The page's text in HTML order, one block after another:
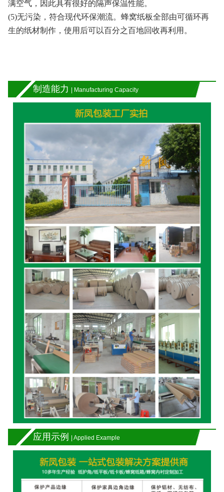
满空气，因此具有很好的隔声保温性能。
(5)无污染，符合现代环保潮流。蜂窝纸板全部由可循环再
生的纸材制作，使用后可以百分之百地回收再利用。
制造能力 | Manufacturing Capacity
应用示例 | Applied Example